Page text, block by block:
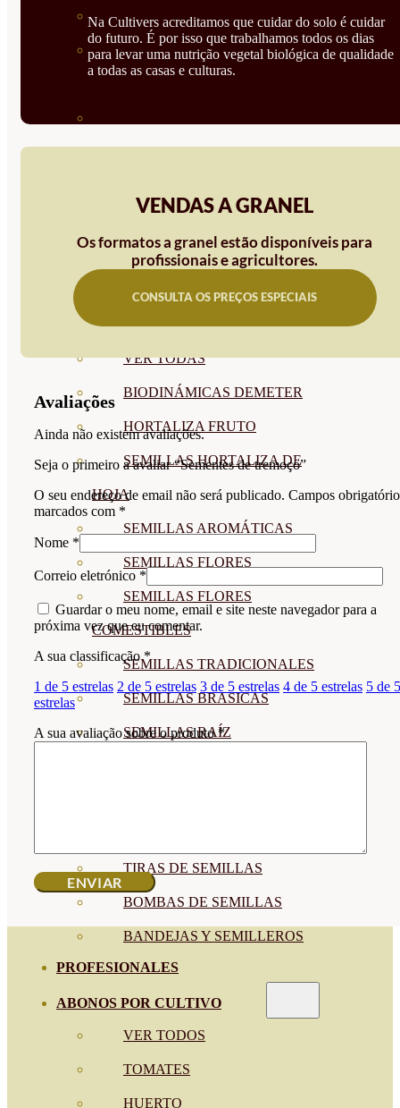
MADURACIÓN Y ENGORDE
REGENERADORES DEL
MATERIAS PRIMAS
PLANTAS INTERIOR
SEMILLAS
VER TODAS
BIODINÁMICAS DEMETER
HORTALIZA FRUTO
SEMILLAS HORTALIZA DE
HOJA
SEMILLAS AROMÁTICAS
SEMILLAS FLORES
SEMILLAS FLORES
COMESTIBLES
SEMILLAS TRADICIONALES
SEMILLAS BRASICAS
SEMILLAS RAÍZ
TIRAS DE SEMILLAS
BOMBAS DE SEMILLAS
BANDEJAS Y SEMILLEROS
PROFESIONALES
ABONOS POR CULTIVO
VER TODOS
TOMATES
HUERTO
Na Cultivers acreditamos que cuidar do solo é cuidar
do futuro. É por isso que trabalhamos todos os dias
para levar uma nutrição vegetal biológica de qualidade
a todas as casas e culturas.
VENDAS A GRANEL
Os formatos a granel estão disponíveis para
profissionais e agricultores.
CONSULTA OS PREÇOS ESPECIAIS
Avaliações
Ainda não existem avaliações.
Seja o primeiro a avaliar “Sementes de tremoço”
O seu endereço de email não será publicado. Campos
marcados com *
Nome *
Correio eletrónico *
Guardar o meu nome, email e site neste navegador para a
próxima vez que eu comentar.
A sua classificação*
1 de 5 estrelas 2 de 5 estrelas 3 de 5 estrelas 4 de 5 estrelas 5 de 5
estrelas
A sua avaliação sobre o produto*